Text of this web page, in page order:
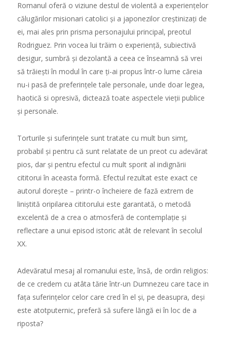
Romanul oferă o viziune destul de violentă a experiențelor
călugărilor misionari catolici și a japonezilor creștinizați de
ei, mai ales prin prisma personajului principal, preotul
Rodriguez. Prin vocea lui trăim o experiență, subiectivă
desigur, sumbră și dezolantă a ceea ce înseamnă să vrei
să trăiești în modul în care ți-ai propus într-o lume căreia
nu-i pasă de preferințele tale personale, unde doar legea,
haotică si opresivă, dictează toate aspectele vieții publice
și personale.
Torturile și suferințele sunt tratate cu mult bun simț,
probabil și pentru că sunt relatate de un preot cu adevărat
pios, dar și pentru efectul cu mult sporit al indignării
cititorui în aceasta formă. Efectul rezultat este exact ce
autorul dorește – printr-o încheiere de fază extrem de
liniștită oripilarea cititorului este garantată, o metodă
excelentă de a crea o atmosferă de contemplație și
reflectare a unui episod istoric atât de relevant în secolul
XX.
Adevăratul mesaj al romanului este, însă, de ordin religios:
de ce credem cu atâta tărie într-un Dumnezeu care tace in
fața suferințelor celor care cred în el și, pe deasupra, deși
este atotputernic, preferă să sufere lăngă ei în loc de a
riposta?